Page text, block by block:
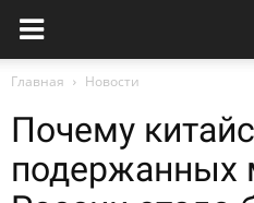
Главная Новости
Почему
подержанных